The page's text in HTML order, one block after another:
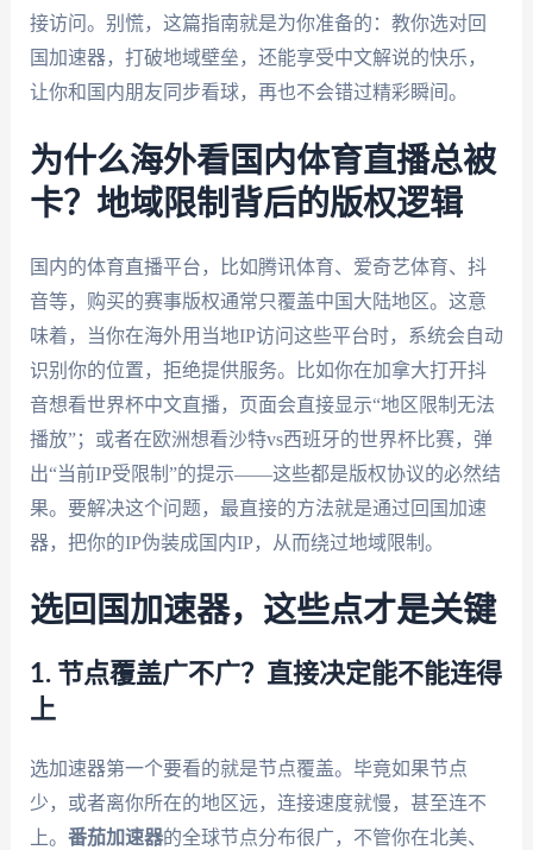
接访问。别慌，这篇指南就是为你准备的：教你选对回
国加速器，打破地域壁垒，还能享受中文解说的快乐，
让你和国内朋友同步看球，再也不会错过精彩瞬间。
为什么海外看国内体育直播总被
卡？地域限制背后的版权逻辑
国内的体育直播平台，比如腾讯体育、爱奇艺体育、抖
音等，购买的赛事版权通常只覆盖中国大陆地区。这意
味着，当你在海外用当地IP访问这些平台时，系统会自动
识别你的位置，拒绝提供服务。比如你在加拿大打开抖
音想看世界杯中文直播，页面会直接显示“地区限制无法
播放”；或者在欧洲想看沙特vs西班牙的世界杯比赛，弹
出“当前IP受限制”的提示——这些都是版权协议的必然结
果。要解决这个问题，最直接的方法就是通过回国加速
器，把你的IP伪装成国内IP，从而绕过地域限制。
选回国加速器，这些点才是关键
1. 节点覆盖广不广？直接决定能不能连得
上
选加速器第一个要看的就是节点覆盖。毕竟如果节点
少，或者离你所在的地区远，连接速度就慢，甚至连不
上。 番茄加速器的全球节点分布很广，不管你在北美、